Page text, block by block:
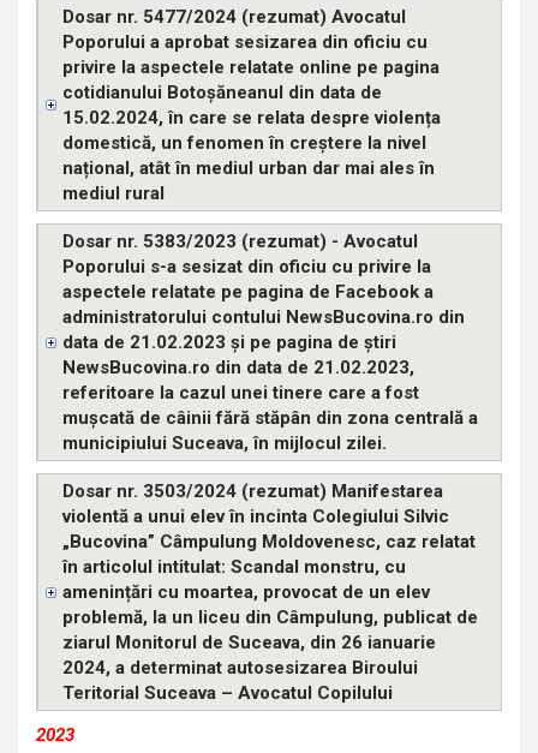
Dosar nr. 5477/2024 (rezumat) Avocatul
Poporului a aprobat sesizarea din oficiu cu
privire la aspectele relatate online pe pagina
cotidianului Botoșăneanul din data de
15.02.2024, în care se relata despre violența
domestică, un fenomen în creștere la nivel
național, atât în mediul urban dar mai ales în
mediul rural
Dosar nr. 5383/2023 (rezumat) - Avocatul
Poporului s-a sesizat din oficiu cu privire la
aspectele relatate pe pagina de Facebook a
administratorului contului NewsBucovina.ro din
data de 21.02.2023 și pe pagina de știri
NewsBucovina.ro din data de 21.02.2023,
referitoare la cazul unei tinere care a fost
mușcată de câinii fără stăpân din zona centrală a
municipiului Suceava, în mijlocul zilei.
Dosar nr. 3503/2024 (rezumat) Manifestarea
violentă a unui elev în incinta Colegiului Silvic
„Bucovina” Câmpulung Moldovenesc, caz relatat
în articolul intitulat: Scandal monstru, cu
amenințări cu moartea, provocat de un elev
problemă, la un liceu din Câmpulung, publicat de
ziarul Monitorul de Suceava, din 26 ianuarie
2024, a determinat autosesizarea Biroului
Teritorial Suceava – Avocatul Copilului
2023